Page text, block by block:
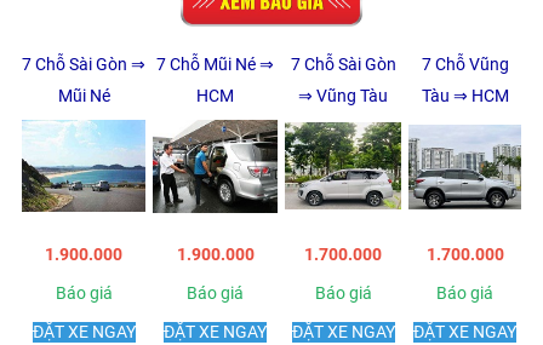
7 Chỗ Sài Gòn ⇒
Mũi Né
7 Chỗ Mũi Né ⇒
HCM
7 Chỗ Sài Gòn
⇒ Vũng Tàu
7 Chỗ Vũng
Tàu ⇒ HCM
1.900.000 1.900.000 1.700.000
1.700.000
Báo giá
Báo giá Báo giá
Báo giá
ĐẶT XE NGAY
ĐẶT XE NGAY ĐẶT XE NGAY ĐẶT XE NGAY